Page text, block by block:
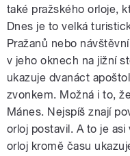
také pražského orloje,
Dnes je to velká
Pražanů nebo
v jeho oknech na jižní
ukazuje dvanáct
zvonkem. Možná i to,
Mánes. Nejspíš znají
orloj postavil. A to je
orloj kromě času